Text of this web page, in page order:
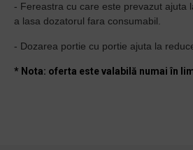
- Fereastra cu care este prevazut ajuta
a lasa dozatorul fara consumabil.
- Dozarea portie cu portie ajuta la
* Nota: oferta este valabilă numai în